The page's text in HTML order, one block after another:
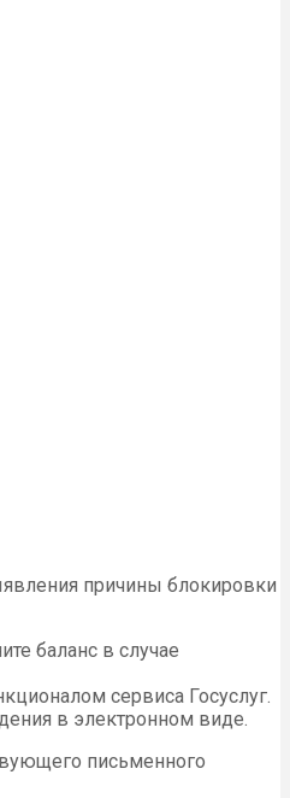
причины блокировки
баланс в случае
сервиса Госуслуг.
в электронном виде.
письменного